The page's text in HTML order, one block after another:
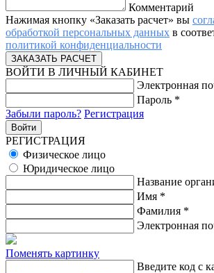
Комментарий
Нажимая кнопку «Заказать расчет» вы
обработкой персональных данных в
политикой конфиденциальности
ВОЙТИ В ЛИЧНЫЙ КАБИНЕТ
Электронная
Пароль *
Забыли пароль? Регистрация
РЕГИСТРАЦИЯ
Физическое лицо
Юридическое лицо
Название
Имя *
Фамилия *
Электронная
Поменять картинку
Введите код с